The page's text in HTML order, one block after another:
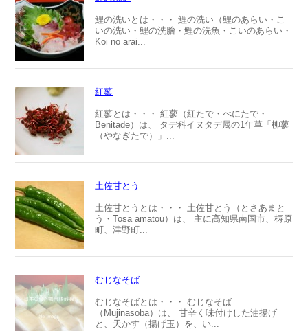
鯉の洗いとは・・・ 鯉の洗い（鯉のあらい・こ
いの洗い・鯉の洗膾・鯉の洗魚・こいのあらい・
Koi no arai...
紅蓼
紅蓼とは・・・ 紅蓼（紅たで・べにたで・
Benitade）は、 タデ科イヌタデ属の1年草「柳蓼
（やなぎたで）」...
土佐甘とう
土佐甘とうとは・・・ 土佐甘とう（とさあまと
う・Tosa amatou）は、 主に高知県南国市、梼原
町、津野町...
むじなそば
むじなそばとは・・・ むじなそば
（Mujinasoba）は、 甘辛く味付けした油揚げ
と、天かす（揚げ玉）を、い...